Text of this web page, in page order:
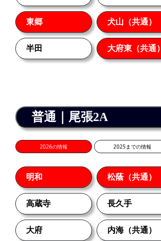
東郷 犬山（共通）
半田 大府東（共通）
普通｜尾張2A
2026の情報 2025までの情報
明和 松蔭（共通）
高蔵寺 長久手
大府 内海（共通）